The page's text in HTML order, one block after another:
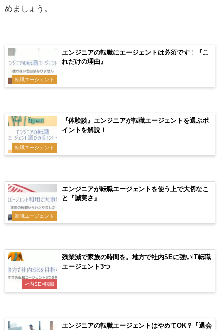
めましょう。
転職エージェント
エンジニアの転職にエージェントは必須です！『こ
れだけの理由』
転職エージェント
『体験談』エンジニアが転職エージェントを選ぶポ
イントを解説！
転職エージェント
エンジニアが転職エージェントを使う上で大切なこ
と『誠実さ』
社内SE×転職
残業減で家族の時間を。地方で社内SEに強いIT転職
エージェント3つ
エンジニアの転職エージェントはやめてOK？『退会